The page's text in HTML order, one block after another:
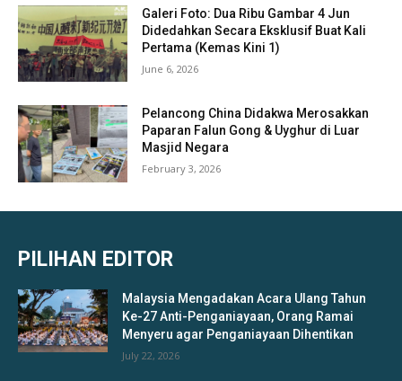
Galeri Foto: Dua Ribu Gambar 4 Jun
Didedahkan Secara Eksklusif Buat Kali
Pertama (Kemas Kini 1)
June 6, 2026
Pelancong China Didakwa Merosakkan
Paparan Falun Gong & Uyghur di Luar
Masjid Negara
February 3, 2026
PILIHAN EDITOR
Malaysia Mengadakan Acara Ulang Tahun
Ke-27 Anti-Penganiayaan, Orang Ramai
Menyeru agar Penganiayaan Dihentikan
July 22, 2026